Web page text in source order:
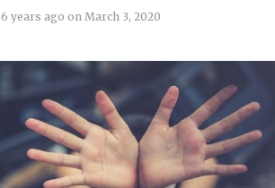
6 years ago on March 3, 2020